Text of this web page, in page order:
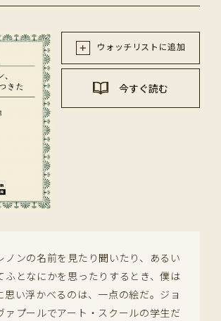
ウォッチリストに追加
今すぐ読む
ンの名前を見たり聞いたり、あるい
ふとなにかを思ったりするとき、僕は
思い浮かべるのは、一点の絵だ。ジョ
ァプールでアート・スクールの学生だ